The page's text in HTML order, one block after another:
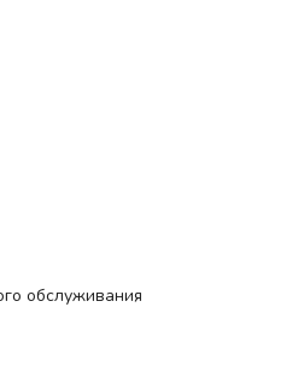
обслуживания